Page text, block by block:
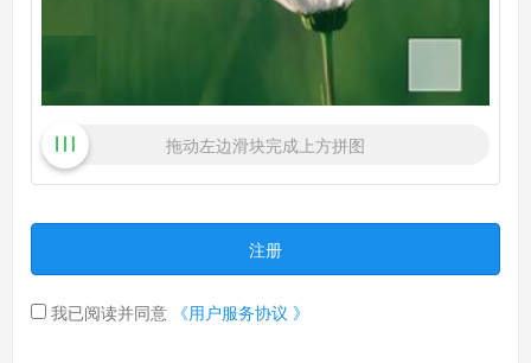
拖动左边滑块完成上方拼图
注册
我已阅读并同意 《用户服务协议 》